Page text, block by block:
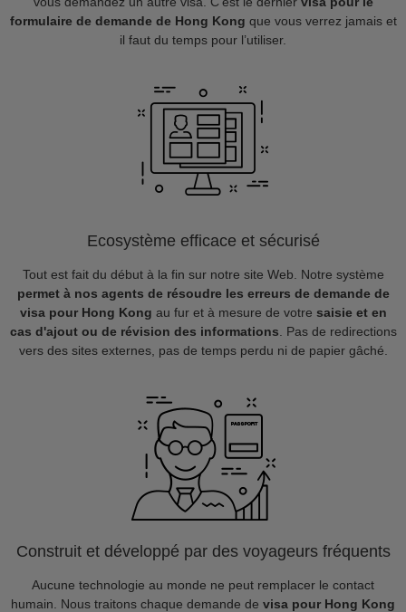
formulaire de demande de Hong Kong que vous verrez jamais et
il faut du temps pour l’utiliser.
Ecosystème efficace et sécurisé
Tout est fait du début à la fin sur notre site Web. Notre système
permet à nos agents de résoudre les erreurs de demande de
visa pour Hong Kong au fur et à mesure de votre saisie et en
cas d'ajout ou de révision des informations . Pas de redirections
vers des sites externes, pas de temps perdu ni de papier gâché.
Construit et développé par des voyageurs fréquents
Aucune technologie au monde ne peut remplacer le contact
humain. Nous traitons chaque demande de visa pour Hong Kong